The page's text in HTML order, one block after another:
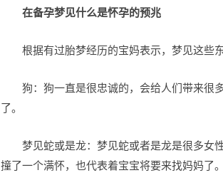
在备孕梦见什么是怀孕的预兆
根据有过胎梦经历的宝妈表示，梦见这些
狗：狗一直是很忠诚的，会给人们带来很
了。
梦见蛇或是龙：梦见蛇或者是龙是很多女
撞了一个满怀，也代表着宝宝将要来找妈妈了。